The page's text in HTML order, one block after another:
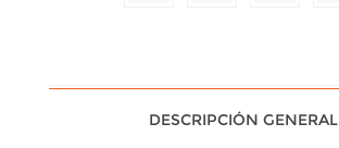
DESCRIPCIÓN GENERAL